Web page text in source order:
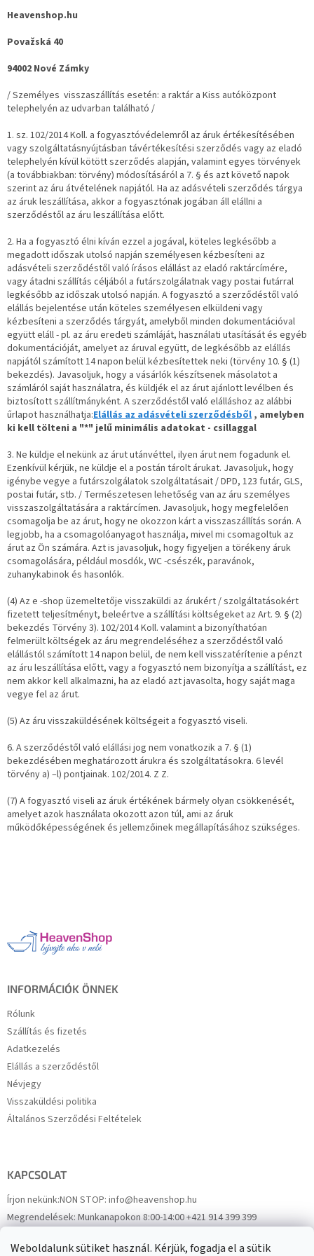
Weboldalunk sütiket használ. Kérjük, fogadja el a sütik
Heavenshop.hu
Považská 40
94002 Nové Zámky
/ Személyes visszaszállítás esetén: a raktár a Kiss autóközpont
telephelyén az udvarban található /
1. sz. 102/2014 Koll. a fogyasztóvédelemről az áruk értékesítésében
vagy szolgáltatásnyújtásban távértékesítési szerződés vagy az eladó
telephelyén kívül kötött szerződés alapján, valamint egyes törvények
(a továbbiakban: törvény) módosításáról a 7. § és azt követő napok
szerint az áru átvételének napjától. Ha az adásvételi szerződés tárgya
az áruk leszállítása, akkor a fogyasztónak jogában áll elállni a
szerződéstől az áru leszállítása előtt.
2. Ha a fogyasztó élni kíván ezzel a jogával, köteles legkésőbb a
megadott időszak utolsó napján személyesen kézbesíteni az
adásvételi szerződéstől való írásos elállást az eladó raktárcímére,
vagy átadni szállítás céljából a futárszolgálatnak vagy postai futárral
legkésőbb az időszak utolsó napján. A fogyasztó a szerződéstől való
elállás bejelentése után köteles személyesen elküldeni vagy
kézbesíteni a szerződés tárgyát, amelyből minden dokumentációval
együtt eláll - pl. az áru eredeti számláját, használati utasítását és egyéb
dokumentációját, amelyet az áruval együtt, de legkésőbb az elállás
napjától számított 14 napon belül kézbesítettek neki (törvény 10. § (1)
bekezdés). Javasoljuk, hogy a vásárlók készítsenek másolatot a
számláról saját használatra, és küldjék el az árut ajánlott levélben és
biztosított szállítmányként. A szerződéstől való elálláshoz az alábbi
űrlapot használhatja:Elállás az adásvételi szerződésből , amelyben
ki kell tölteni a "*" jelű minimális adatokat - csillaggal
3. Ne küldje el nekünk az árut utánvéttel, ilyen árut nem fogadunk el.
Ezenkívül kérjük, ne küldje el a postán tárolt árukat. Javasoljuk, hogy
igénybe vegye a futárszolgálatok szolgáltatásait / DPD, 123 futár, GLS,
postai futár, stb. / Természetesen lehetőség van az áru személyes
visszaszolgáltatására a raktárcímen. Javasoljuk, hogy megfelelően
csomagolja be az árut, hogy ne okozzon kárt a visszaszállítás során. A
legjobb, ha a csomagolóanyagot használja, mivel mi csomagoltuk az
árut az Ön számára. Azt is javasoljuk, hogy figyeljen a törékeny áruk
csomagolására, például mosdók, WC -csészék, paravánok,
zuhanykabinok és hasonlók.
(4) Az e -shop üzemeltetője visszaküldi az árukért / szolgáltatásokért
fizetett teljesítményt, beleértve a szállítási költségeket az Art. 9. § (2)
bekezdés Törvény 3). 102/2014 Koll. valamint a bizonyíthatóan
felmerült költségek az áru megrendeléséhez a szerződéstől való
elállástól számított 14 napon belül, de nem kell visszatérítenie a pénzt
az áru leszállítása előtt, vagy a fogyasztó nem bizonyítja a szállítást, ez
nem akkor kell alkalmazni, ha az eladó azt javasolta, hogy saját maga
vegye fel az árut.
(5) Az áru visszaküldésének költségeit a fogyasztó viseli.
6. A szerződéstől való elállási jog nem vonatkozik a 7. § (1)
bekezdésében meghatározott árukra és szolgáltatásokra. 6 levél
törvény a) –l) pontjainak. 102/2014. Z Z.
(7) A fogyasztó viseli az áruk értékének bármely olyan csökkenését,
amelyet azok használata okozott azon túl, ami az áruk
működőképességének és jellemzőinek megállapításához szükséges.
INFORMÁCIÓK ÖNNEK
Rólunk
Szállítás és fizetés
Adatkezelés
Elállás a szerződéstől
Névjegy
Visszaküldési politika
Általános Szerződési Feltételek
KAPCSOLAT
Írjon nekünk:NON STOP: info@heavenshop.hu
Megrendelések:Munkanapokon 8:00-14:00 +421 914 399 399
FacebookHeavenShop.sk